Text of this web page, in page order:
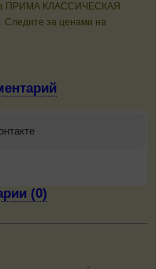
ПРИМА КЛАССИЧЕСКАЯ
за ценами на
(0)